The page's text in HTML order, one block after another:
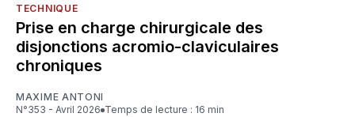
TECHNIQUE
Prise en charge chirurgicale des
disjonctions acromio-claviculaires
chroniques
MAXIME ANTONI
N°353 - Avril 2026
Temps de lecture : 16 min